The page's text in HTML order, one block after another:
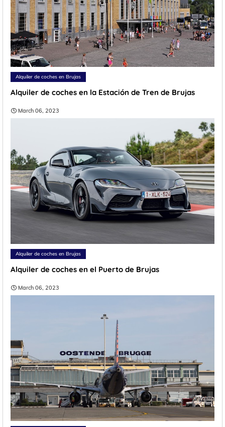
Alquiler de coches en Brujas
Alquiler de coches en la Estación de Tren de Brujas
March 06, 2023
Alquiler de coches en Brujas
Alquiler de coches en el Puerto de Brujas
March 06, 2023